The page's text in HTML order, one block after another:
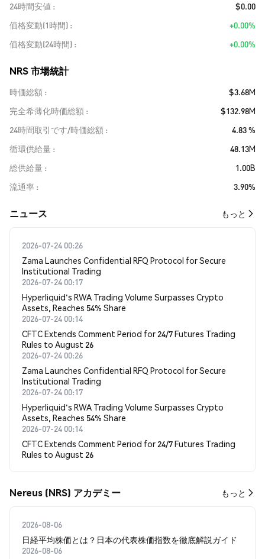
24時間安値
$0.00
価格変動(1時間)
+0.00%
価格変動(24時間)
+0.00%
NRS 市場統計
時価総額
$3.68M
完全希薄化時価総額
$132.98M
24時間取引です/時価総額
4.83 %
循環供給量
48.13M
総供給量
1.00B
流通率
3.90%
​​ニュース​​ もっと
2026-07-24 00:26
Zama Launches Confidential RFQ Protocol for Secure
Institutional Trading
2026-07-24 00:17
Hyperliquid's RWA Trading Volume Surpasses Crypto
Assets, Reaches 54% Share
2026-07-24 00:14
CFTC Extends Comment Period for 24/7 Futures Trading
Rules to August 26
2026-07-24 00:26
Zama Launches Confidential RFQ Protocol for Secure
Institutional Trading
2026-07-24 00:17
Hyperliquid's RWA Trading Volume Surpasses Crypto
Assets, Reaches 54% Share
2026-07-24 00:14
CFTC Extends Comment Period for 24/7 Futures Trading
Rules to August 26
Nereus (NRS) アカデミー もっと
2026-08-06
日経平均株価とは？日本の代表株価指数を徹底解説ガイド
2026-08-06